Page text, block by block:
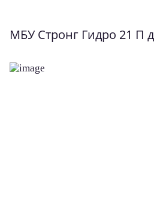
МБУ Стронг Гидро 21 П